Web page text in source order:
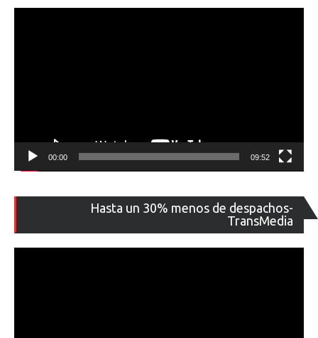
00:00 09:52
Hasta un 30% menos de despachos-
TransMedia
de